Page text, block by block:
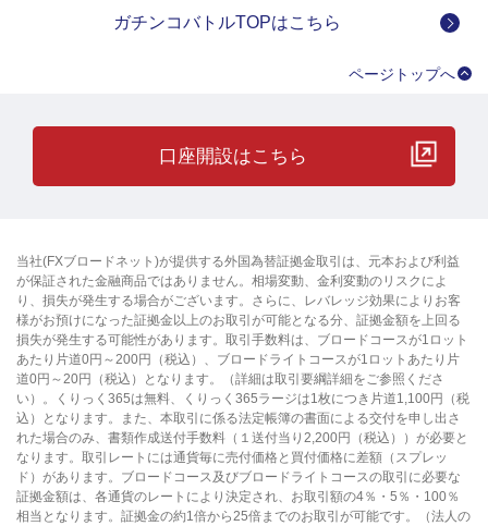
ガチンコバトルTOPはこちら
ページトップへ
口座開設はこちら
当社(FXブロードネット)が提供する外国為替証拠金取引は、元本および利益
が保証された金融商品ではありません。相場変動、金利変動のリスクによ
り、損失が発生する場合がございます。さらに、レバレッジ効果によりお客
様がお預けになった証拠金以上のお取引が可能となる分、証拠金額を上回る
損失が発生する可能性があります。取引手数料は、ブロードコースが1ロット
あたり片道0円～200円（税込）、ブロードライトコースが1ロットあたり片
道0円～20円（税込）となります。（詳細は取引要綱詳細をご参照くださ
い）。くりっく365は無料、くりっく365ラージは1枚につき片道1,100円（税
込）となります。また、本取引に係る法定帳簿の書面による交付を申し出さ
れた場合のみ、書類作成送付手数料（１送付当り2,200円（税込））が必要と
なります。取引レートには通貨毎に売付価格と買付価格に差額（スプレッ
ド）があります。ブロードコース及びブロードライトコースの取引に必要な
証拠金額は、各通貨のレートにより決定され、お取引額の4％・5％・100％
相当となります。証拠金の約1倍から25倍までのお取引が可能です。（法人の